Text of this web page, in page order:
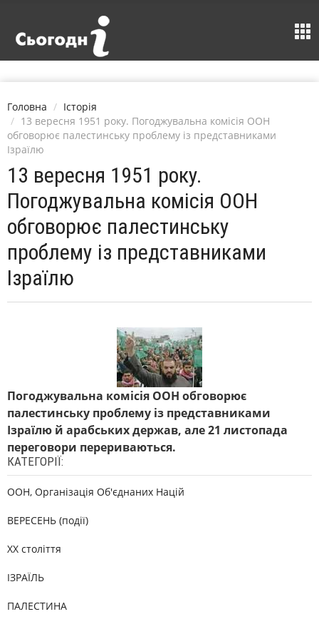
Головна
Історія
13 вересня 1951 року. Погоджувальна комісія ООН
обговорює палестинську проблему із представниками
Ізраїлю
13 вересня 1951 року.
Погоджувальна комісія ООН
обговорює палестинську
проблему із представниками
Ізраїлю
Погоджувальна комісія ООН обговорює
палестинську проблему із представниками
Ізраїлю й арабських держав, але 21 листопада
переговори перериваються.
КАТЕГОРІЇ:
ООН, Організація Об'єднаних Націй
ВЕРЕСЕНЬ (події)
XX століття
ІЗРАЇЛЬ
ПАЛЕСТИНА